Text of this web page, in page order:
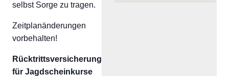
selbst Sorge zu tragen.
Zeitplanänderungen
vorbehalten!
Rücktrittsversicherung
für Jagdscheinkurse